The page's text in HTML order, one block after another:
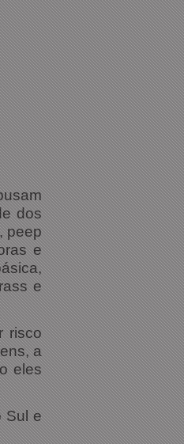
dos
peep
e
e
risco
a
eles
Sul e